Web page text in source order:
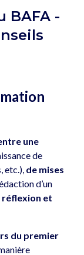
BAFA -
une
de
etc.), de mises
d’un
réflexion et
du premier